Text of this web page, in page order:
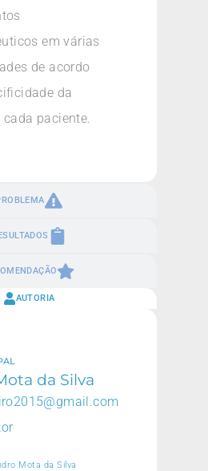
em várias
de acordo
da
cada paciente.
AUTORIA
da Silva
Mota da Silva